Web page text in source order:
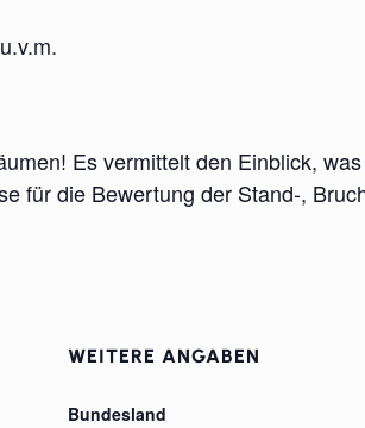
Es vermittelt den Einblick,
für die Bewertung der Stand-,
WEITERE ANGABEN
Bundesland